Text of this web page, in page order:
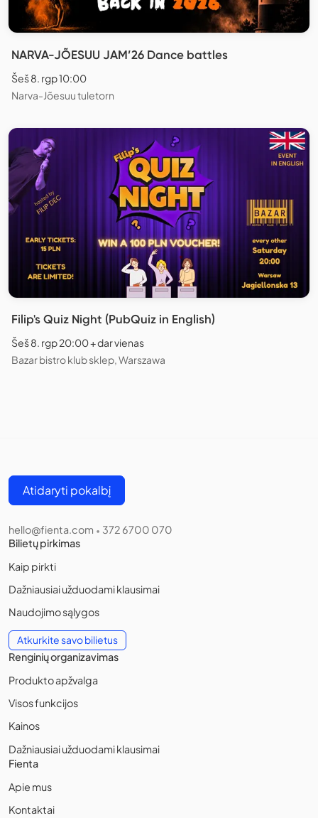
NARVA-JÕESUU JAM’26 Dance battles
Šeš 8. rgp 10:00
Narva-Jõesuu tuletorn
Filip's Quiz Night (PubQuiz in English)
Šeš 8. rgp 20:00 + dar vienas
Bazar bistro klub sklep, Warszawa
Atidaryti pokalbį
hello@fienta.com • 372 6700 070
Bilietų pirkimas
Kaip pirkti
Dažniausiai užduodami klausimai
Naudojimo sąlygos
Atkurkite savo bilietus
Renginių organizavimas
Produkto apžvalga
Visos funkcijos
Kainos
Dažniausiai užduodami klausimai
Fienta
Apie mus
Kontaktai